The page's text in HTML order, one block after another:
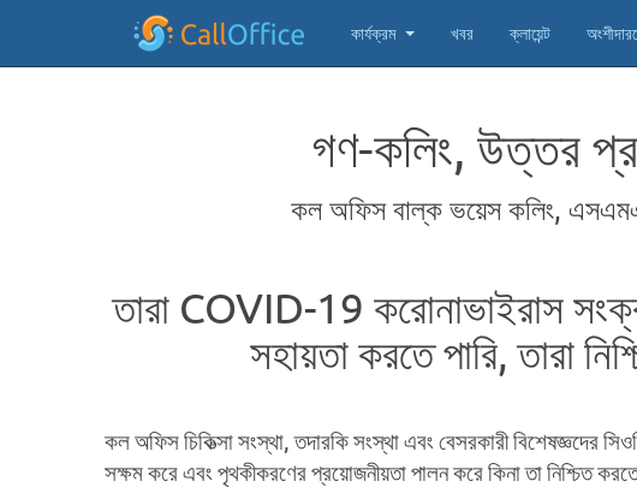
কার্যক্রম খবর ক্লায়েন্ট
গণ-কলিং, উত্তর
কল অফিস বাল্ক ভয়েস কলিং,
তারা COVID-19 করোনাভাইরাস
সহায়তা করতে পারি, তারা
কল অফিস চিকিত্সা সংস্থা, তদারকি সংস্থা এবং বেসরকারী বিশেষজ্ঞদের
সক্ষম করে এবং পৃথকীকরণের প্রয়োজনীয়তা পালন করে কিনা তা নিশ্চিত